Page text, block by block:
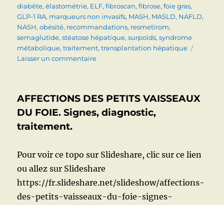
diabète,élastométrie, ELF,fibroscan,fibrose,foie gras,
GLP-1 RA, marqueurs non invasifs, MASH, MASLD, NAFLD,
NASH,obésité, recommandations, resmetirom,
semaglutide,stéatose hépatique,surpoids,syndrome
métabolique,traitement,transplantation hépatique
Laisser un commentairesur
point
début
AFFECTIONS DES PETITS VAISSEAUX
DU FOIE. Signes, diagnostic,
traitement.
Pour voir ce topo sur Slideshare, clic sur ce lien
ou allez sur Slideshare
https://fr.slideshare.net/slideshow/affections-
des-petits-vaisseaux-du-foie-signes-